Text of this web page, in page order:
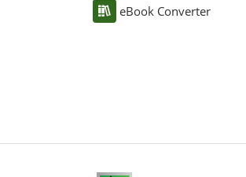
eBook Converter